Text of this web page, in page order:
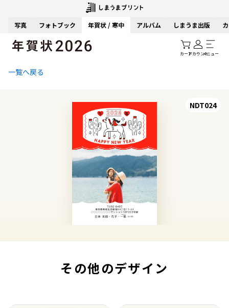
写真 フォトブック 年賀状 / 寒中 アルバム しまうま出版
カートアカウントメニュー
一覧へ戻る
NDT024
その他のデザイン